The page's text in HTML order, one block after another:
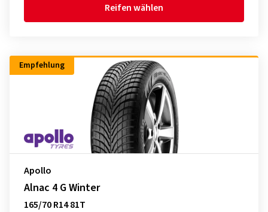
Reifen wählen
Empfehlung
Apollo
Alnac 4 G Winter
165/70 R14 81T